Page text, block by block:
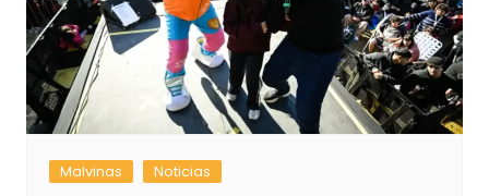
Malvinas Noticias